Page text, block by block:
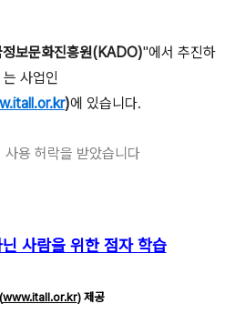
정보문화진흥원(KADO)"에서 추진하
는 사업인
)에 있습니다.
사용 허락을 받았습니다
사람을 위한 점자 학습
www.itall.or.kr) 제공